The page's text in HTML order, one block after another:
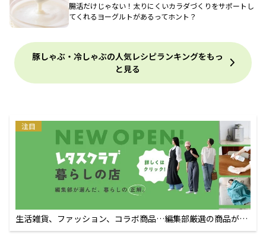
腸活だけじゃない！太りにくいカラダづくりをサポートし
てくれるヨーグルトがあるってホント？
豚しゃぶ・冷しゃぶの人気レシピランキングをもっ
と見る
注目
生活雑貨、ファッション、コラボ商品…編集部厳選の商品が買
えるECサイト